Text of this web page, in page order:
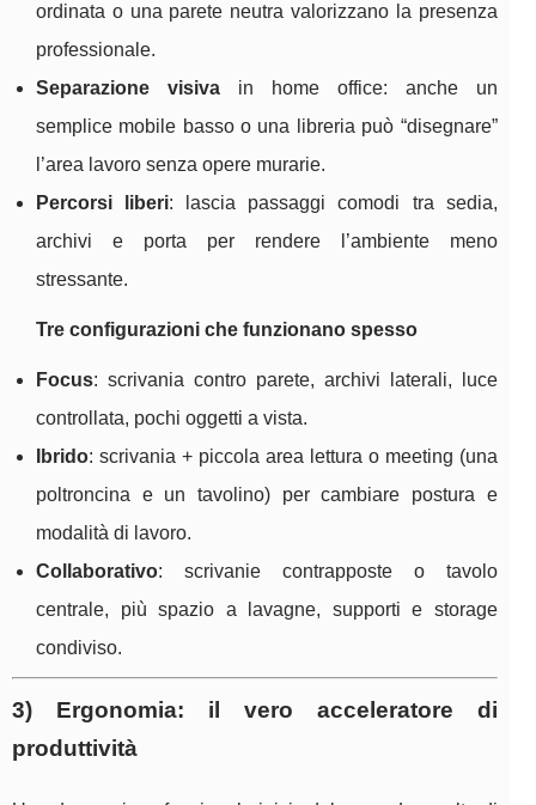
ordinata o una parete neutra valorizzano la presenza
professionale.
Separazione visivain home office: anche un
semplice mobile basso o una libreria può “disegnare”
l’area lavoro senza opere murarie.
Percorsi liberi: lascia passaggi comodi tra sedia,
archivi e porta per rendere l’ambiente meno
stressante.
Tre configurazioni che funzionano spesso
Focus: scrivania contro parete, archivi laterali, luce
controllata, pochi oggetti a vista.
Ibrido: scrivania + piccola area lettura o meeting (una
poltroncina e un tavolino) per cambiare postura e
modalità di lavoro.
Collaborativo: scrivanie contrapposte o tavolo
centrale, più spazio a lavagne, supporti e storage
condiviso.
3) Ergonomia: il vero acceleratore di
produttività